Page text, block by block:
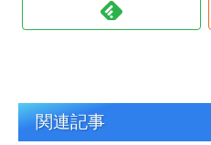
関連記事